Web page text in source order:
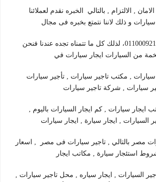
, الالتزام , بالتالي الخبره نقدم لعملائنا
و ذلك لاننا نتمتع بخبره فى مجال
تاجير السيارات 01100092199، لذلك كل ما تتمناه تجده عندنا فنحن
من السيارات ايجار سيارات في
, مكتب تاجير سيارات , تأجير سيارات
سيارات , شركة تاجير سيارات
مكتب ايجار سيارات , كم ايجار السيارات باليوم ,
السيارات , ايجار سيارة , ايجار سيارات
مصر بالتالي , تاجير سيارات فى مصر , اسعار
استئجار سيارة , مكاتب ايجار
السيارات , ايجار سياره , محل تاجير سيارات ,